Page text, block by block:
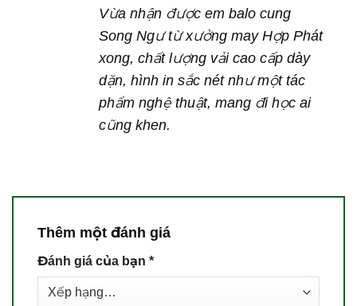
Vừa nhận được em balo cung
Song Ngư từ xưởng may Hợp Phát
xong, chất lượng vải cao cấp dày
dặn, hình in sắc nét như một tác
phẩm nghệ thuật, mang đi học ai
cũng khen.
Thêm một đánh giá
Đánh giá của bạn *